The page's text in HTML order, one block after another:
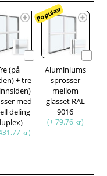
(på
+ tre
med
deling
kr)
Populær
Aluminiums
sprosser
mellom
glasset RAL
9016
(+ 79.76 kr)